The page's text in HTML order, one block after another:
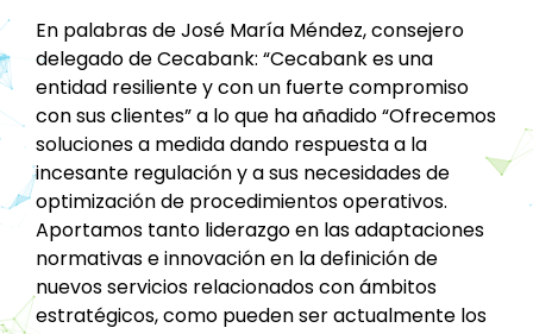
En palabras de José María Méndez, consejero
delegado de Cecabank: “Cecabank es una
entidad resiliente y con un fuerte compromiso
con sus clientes” a lo que ha añadido “Ofrecemos
soluciones a medida dando respuesta a la
incesante regulación y a sus necesidades de
optimización de procedimientos operativos.
Aportamos tanto liderazgo en las adaptaciones
normativas e innovación en la definición de
nuevos servicios relacionados con ámbitos
estratégicos, como pueden ser actualmente los